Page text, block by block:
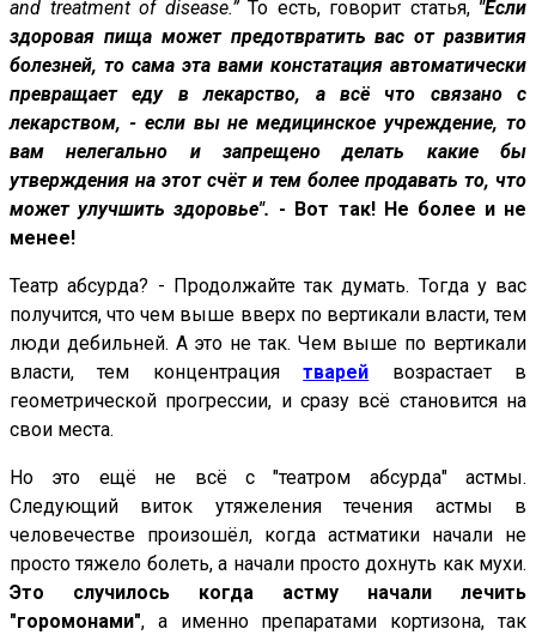
and treatment of disease.” То есть, говорит статья, "Если
здоровая пища может предотвратить вас от развития
болезней, то сама эта вами констатация автоматически
превращает еду в лекарство, а всё что связано с
лекарством, - если вы не медицинское учреждение, то
вам нелегально и запрещено делать какие бы
утверждения на этот счёт и тем более продавать то, что
может улучшить здоровье". - Вот так! Не более и не
менее!
Театр абсурда? - Продолжайте так думать. Тогда у вас
получится, что чем выше вверх по вертикали власти, тем
люди дебильней. А это не так. Чем выше по вертикали
власти, тем концентрациятварей возрастает в
геометрической прогрессии, и сразу всё становится на
свои места.
Но это ещё не всё с "театром абсурда" астмы.
Следующий виток утяжеления течения астмы в
человечестве произошёл, когда астматики начали не
просто тяжело болеть, а начали просто дохнуть как мухи.
Это случилось когда астму начали лечить
"горомонами", а именно препаратами кортизона, так